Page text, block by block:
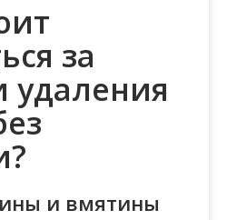
за
удаления
и вмятины